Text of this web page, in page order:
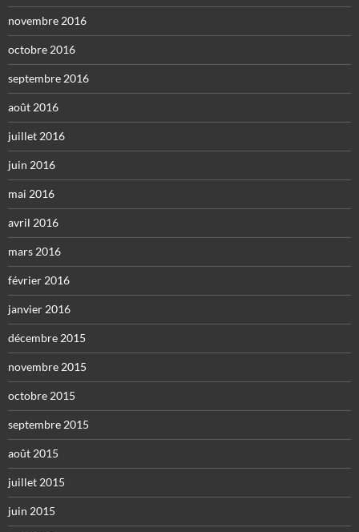
novembre 2016
octobre 2016
septembre 2016
août 2016
juillet 2016
juin 2016
mai 2016
avril 2016
mars 2016
février 2016
janvier 2016
décembre 2015
novembre 2015
octobre 2015
septembre 2015
août 2015
juillet 2015
juin 2015